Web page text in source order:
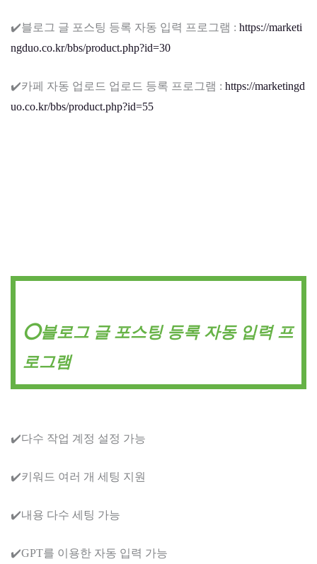
✔️블로그 글 포스팅 등록 자동 입력 프로그램 : https://marketi
ngduo.co.kr/bbs/product.php?id=30
✔️카페 자동 업로드 업로드 등록 프로그램 : https://marketingd
uo.co.kr/bbs/product.php?id=55
⭕블로그 글 포스팅 등록 자동 입력 프
로그램
✔️다수 작업 계정 설정 가능
✔️키워드 여러 개 세팅 지원
✔️내용 다수 세팅 가능
✔️GPT를 이용한 자동 입력 가능